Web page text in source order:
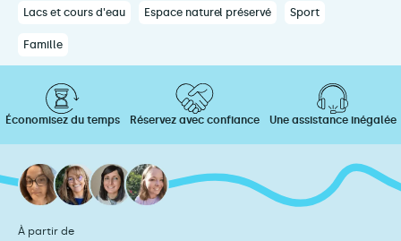
Lacs et cours d'eau Espace naturel préservé Sport
Famille
Économisez du temps Réservez avec confiance Une assistance inégalée
À partir de